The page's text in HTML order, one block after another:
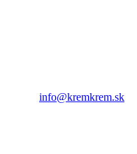
info@kremkrem.sk